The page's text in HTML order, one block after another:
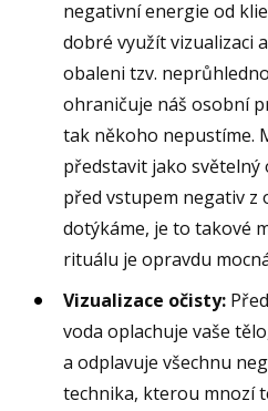
negativní energie od
dobré využít vizualizaci
obaleni tzv.
ohraničuje náš osobní
tak někoho nepustíme.
představit jako
před vstupem negativ z
dotýkáme, je to takové
rituálu je opravdu
Vizualizace očisty:
voda oplachuje vaše
a odplavuje všechnu
technika, kterou mnozí